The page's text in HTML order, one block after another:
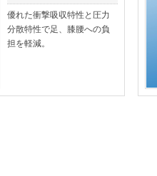
優れた衝撃吸収特性と圧力
分散特性で足、膝腰への負
担を軽減。